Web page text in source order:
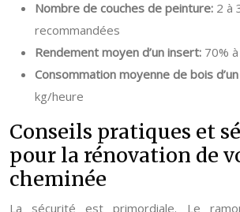
Nombre de couches de peinture: 2 à
recommandées
Rendement moyen d’un insert: 70%
Consommation moyenne de bois
kg/heure
Conseils pratiques et
pour la rénovation de
cheminée
La sécurité est primordiale. Le